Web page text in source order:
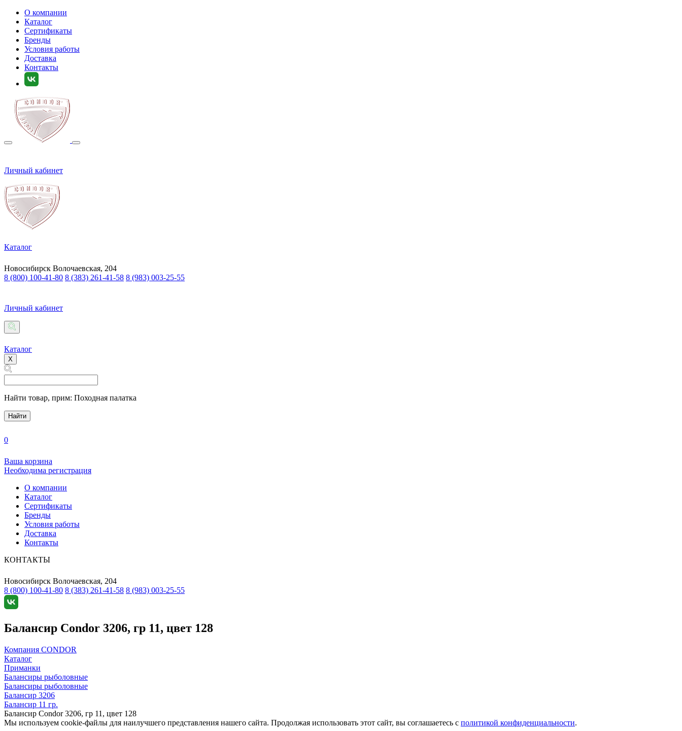
О компании
Каталог
Сертификаты
Бренды
Условия работы
Доставка
Контакты
Личный кабинет
Каталог
Новосибирск Волочаевская, 204
8 (800) 100-41-80 8 (383) 261-41-58 8 (983) 003-25-55
Личный кабинет
Каталог
X
Найти товар, прим: Походная палатка
Найти
0
Ваша корзина
Необходима регистрация
О компании
Каталог
Сертификаты
Бренды
Условия работы
Доставка
Контакты
КОНТАКТЫ
Новосибирск Волочаевская, 204
8 (800) 100-41-80 8 (383) 261-41-58 8 (983) 003-25-55
Балансир Condor 3206, гр 11, цвет 128
Компания CONDOR
Каталог
Приманки
Балансиры рыболовные
Балансиры рыболовные
Балансир 3206
Балансир 11 гр.
Балансир Condor 3206, гр 11, цвет 128
Мы используем cookie-файлы для наилучшего представления нашего сайта. Продолжая использовать этот сайт, вы соглашаетесь c политикой конфиденциальности.